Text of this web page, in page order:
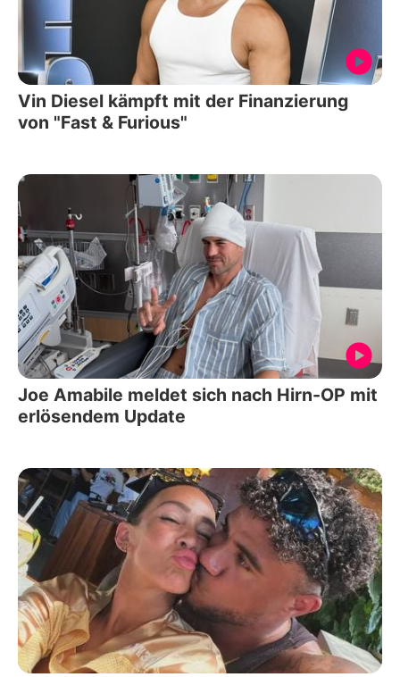
Vin Diesel kämpft mit der Finanzierung
von "Fast & Furious"
Joe Amabile meldet sich nach Hirn-OP mit
erlösendem Update